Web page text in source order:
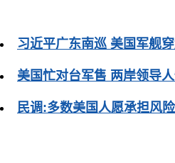
习近平广东南巡 美国军舰
美国忙对台军售 两岸领导
民调:多数美国人愿承担风